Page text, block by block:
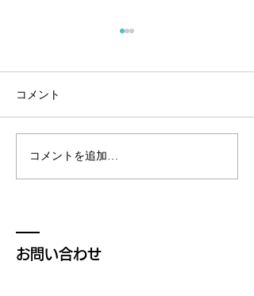
試作：CNT入りレジン活
用アウトプット
コメント
コメントを追加…
お問い合わせ